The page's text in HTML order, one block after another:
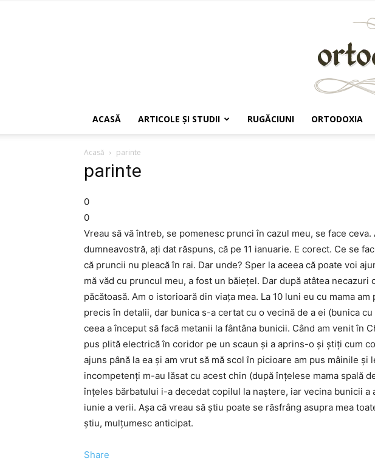
ACASĂ ARTICOLE ŞI STUDII RUGĂCIUNI ORTODOXIA
Acasă parinte
parinte
0
0
Vreau să vă întreb, se pomenesc prunci în cazul meu, se face
dumneavostră, aţi dat răspuns, că pe 11 ianuarie. E corect. Ce se
că pruncii nu pleacă în rai. Dar unde? Sper la aceea că poate voi
mă văd cu pruncul meu, a fost un băieţel. Dar după atâtea necazuri
păcătoasă. Am o istorioară din viaţa mea. La 10 luni eu cu mama
precis în detalii, dar bunica s-a certat cu o vecină de a ei (bunica
ceea a început să facă metanii la fântâna bunicii. Când am venit în
pus plită electrică în coridor pe un scaun şi a aprins-o şi ştiţi cum
ajuns până la ea şi am vrut să mă scol în picioare am pus mâinile şi
incompetenţi m-au lăsat cu acest chin (după înţelese mama spală
înţeles bărbatului i-a decedat copilul la naştere, iar vecina bunicii a
iunie a verii. Aşa că vreau să ştiu poate se răsfrâng asupra mea
ştiu, mulţumesc anticipat.
Share